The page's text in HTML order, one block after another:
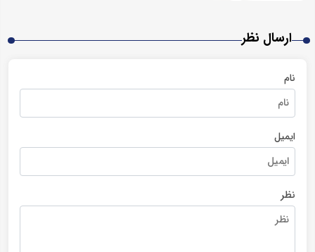
ارسال نظر
نام
ایمیل
نظر